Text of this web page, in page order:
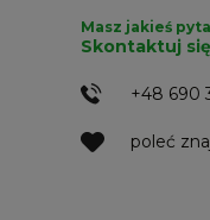
poleć
Masz jakieś
Skontaktuj
+48 690